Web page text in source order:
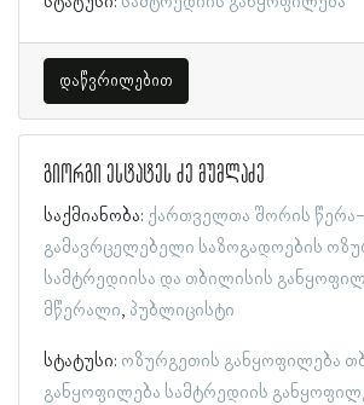
დაწვრილებით
გიორგი ესტატეს ძე მუმლაძე
საქმიანობა: ქართველთა შორის
გამავრცელებელი საზოგადოების
სამტრედიისა და თბილისის
მწერალი პუბლიცისტი
სტატუსი: ოზურგეთის განყოფილება
განყოფილება სამტრედიის